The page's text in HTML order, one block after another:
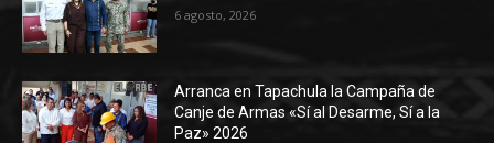
6 agosto, 2026
Arranca en Tapachula la Campaña de
Canje de Armas «Sí al Desarme, Sí a la
Paz» 2026